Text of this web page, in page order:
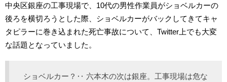
中央区銀座の工事現場で、10代の男性作業員がショベルカーの
後ろを横切ろうとした際、ショベルカーがバックしてきてキャ
タピラーに巻き込まれた死亡事故について、Twitter上でも大変
な話題となっていました。
ショベルカー？‥ 六本木の次は銀座。工事現場は危な